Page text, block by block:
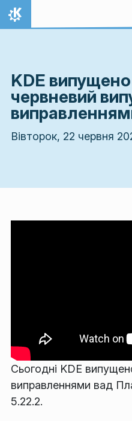
Перейти до вмісту
Домівка
KDE
червневий
Вівторок, 22 червня
Сьогодні KDE
виправленнями вад
5.22.2.